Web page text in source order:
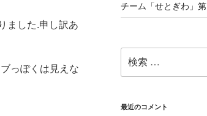
ました.申し訳あ
っぽくは見えな
チーム「せとぎわ」
索:
最近のコメント